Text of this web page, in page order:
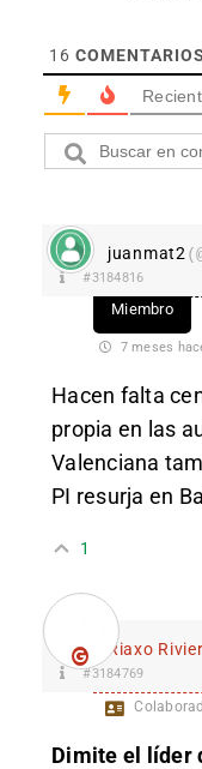
16 COMENTARIOS
juanmat2
#3184816
Miembro
7 meses
Hacen falta
propia en las
Valenciana
PI resurja en
1
Riaxo
#3184769
Dimite el líder